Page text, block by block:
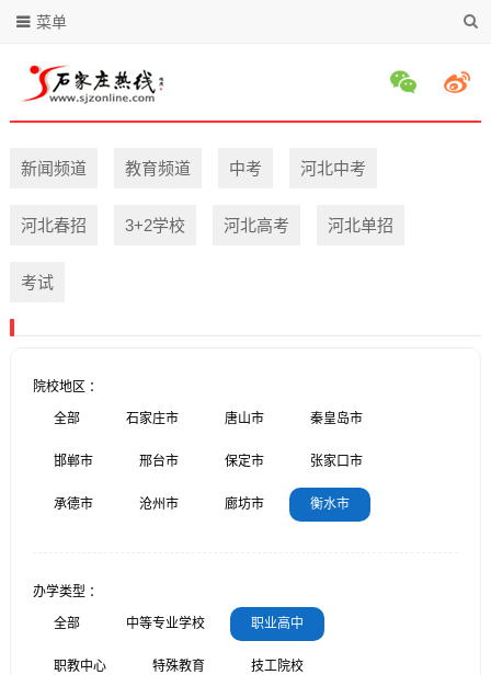
菜单
新闻频道 教育频道 中考 河北中考
河北春招 3+2学校 河北高考 河北单招
考试
院校地区 ：
全部 石家庄市 唐山市 秦皇岛市
邯郸市 邢台市 保定市 张家口市
承德市 沧州市 廊坊市 衡水市
办学类型 ：
全部 中等专业学校 职业高中
职教中心 特殊教育 技工院校